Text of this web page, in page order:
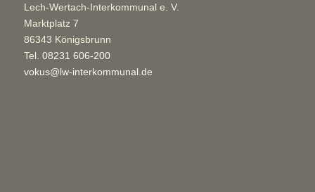
Lech-Wertach-Interkommunal e. V.
Marktplatz 7
86343 Königsbrunn
Tel. 08231 606-200
vokus@lw-interkommunal.de